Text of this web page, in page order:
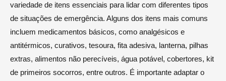
variedade de itens essenciais para lidar com diferentes tipos
de situações de emergência. Alguns dos itens mais comuns
incluem medicamentos básicos, como analgésicos e
antitérmicos, curativos, tesoura, fita adesiva, lanterna, pilhas
extras, alimentos não perecíveis, água potável, cobertores, kit
de primeiros socorros, entre outros. É importante adaptar o